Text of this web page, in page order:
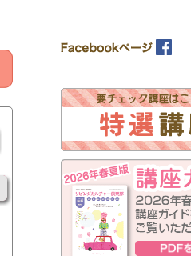
月 火 水
金
土 日
（※複数
開始時間の
午前の部
午後の部
夜の部
（※複数回答可）